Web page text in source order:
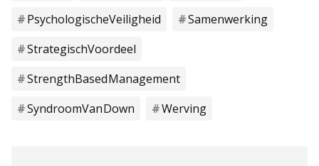
Psychologische Veiligheid
Samenwerking
Strategisch Voordeel
Strength Based Management
Syndroom Van Down
Werving